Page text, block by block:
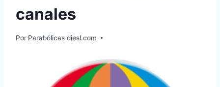
canales
Por Parabólicas diesl.com